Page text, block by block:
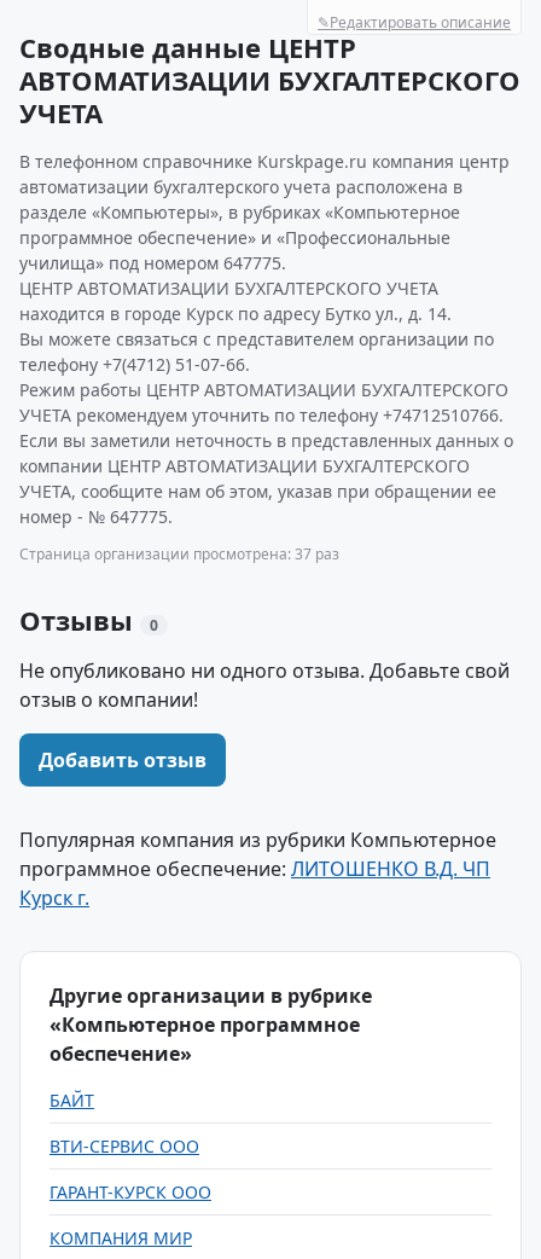
✎Редактировать описание
Сводные данные ЦЕНТР
АВТОМАТИЗАЦИИ БУХГАЛТЕРСКОГО
УЧЕТА
В телефонном справочнике Kurskpage.ru компания центр
автоматизации бухгалтерского учета расположена в
разделе «Компьютеры», в рубриках «Компьютерное
программное обеспечение» и «Профессиональные
училища» под номером 647775.
ЦЕНТР АВТОМАТИЗАЦИИ БУХГАЛТЕРСКОГО УЧЕТА
находится в городе Курск по адресу Бутко ул., д. 14.
Вы можете связаться с представителем организации по
телефону +7(4712) 51-07-66.
Режим работы ЦЕНТР АВТОМАТИЗАЦИИ БУХГАЛТЕРСКОГО
УЧЕТА рекомендуем уточнить по телефону +74712510766.
Если вы заметили неточность в представленных данных о
компании ЦЕНТР АВТОМАТИЗАЦИИ БУХГАЛТЕРСКОГО
УЧЕТА, сообщите нам об этом, указав при обращении ее
номер - № 647775.
Страница организации просмотрена: 37 раз
Отзывы 0
Не опубликовано ни одного отзыва. Добавьте свой
отзыв о компании!
Добавить отзыв
Популярная компания из рубрики Компьютерное
программное обеспечение: ЛИТОШЕНКО В.Д. ЧП
Курск г.
Другие организации в рубрике
«Компьютерное программное
обеспечение»
БАЙТ
ВТИ-СЕРВИС ООО
ГАРАНТ-КУРСК ООО
КОМПАНИЯ МИР